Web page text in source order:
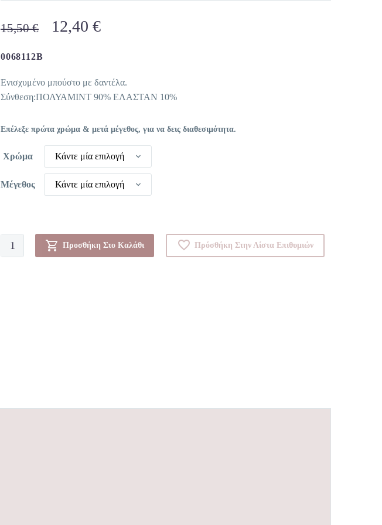
15,50€
Original
15,50 €.
12,40 €Η
είναι:
12,40 €.
0068112B
Ενισχυμένο μπούστο με δαντέλα.
Σύνθεση:ΠΟΛΥΑΜΙΝΤ 90% ΕΛΑΣΤΑΝ 10%
Επέλεξε πρώτα χρώμα & μετά μέγεθος, για να δεις διαθεσιμότητα.
Χρώμα Κάντε μία επιλογή
Μέγεθος Κάντε μία επιλογή
Μπούστο-0068112
ποσότητα
Προσθήκη Στο Καλάθι Πρόσθήκη Στην Λίστα Επιθυμιών